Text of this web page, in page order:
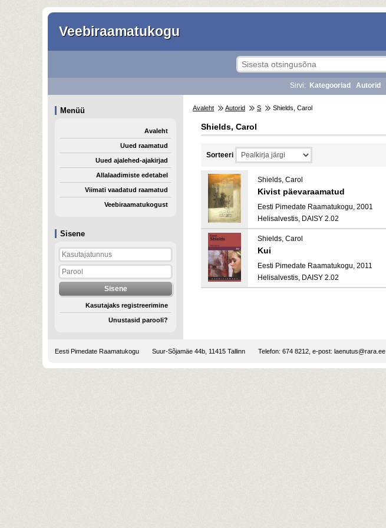
Veebiraamatukogu
Sisene
Kasutajaks registreerimine
Unustasid parooli?
Sirvi: Kategooriad Autorid
Menüü
Avaleht
Uued raamatud
Uued ajalehed-ajakirjad
Allalaadimiste edetabel
Viimati vaadatud raamatud
Veebiraamatukogust
Avaleht Autorid S Shields, Carol
Shields, Carol
Sorteeri
Shields, Carol
Kivist päevaraamatud
Eesti Pimedate Raamatukogu, 2001
Helisalvestis, DAISY 2.02
Shields, Carol
Kui
Eesti Pimedate Raamatukogu, 2011
Helisalvestis, DAISY 2.02
Eesti Pimedate Raamatukogu Suur-Sõjamäe 44b, 11415 Tallinn Telefon: 674 8212, e-post: laenutus@rara.ee